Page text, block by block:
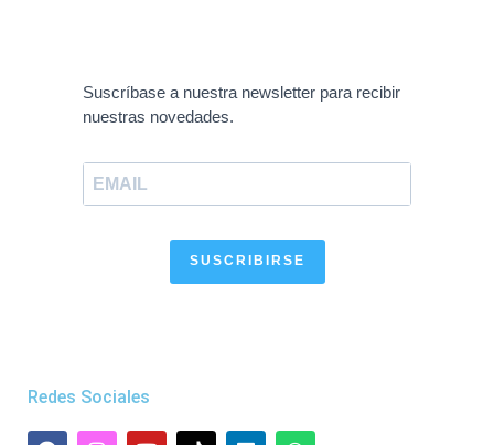
Suscríbase a nuestra newsletter para recibir
nuestras novedades.
SUSCRIBIRSE
Redes Sociales
F
I
Y
L
W